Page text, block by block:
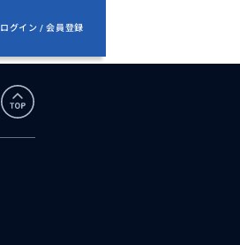
ログイン / 会員登録